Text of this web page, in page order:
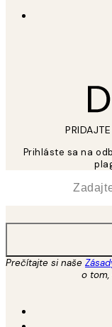
Prihláste sa na
Prečítajte si naše
o tom,